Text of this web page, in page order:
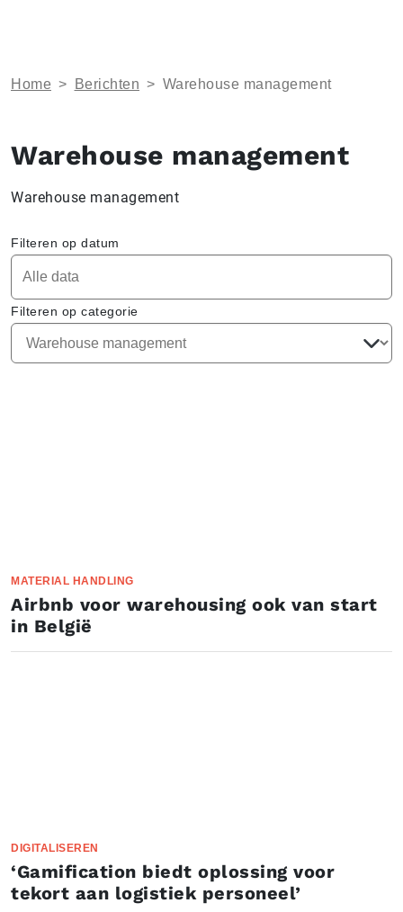
Home > Berichten > Warehouse management
Warehouse management
Warehouse management
Filteren op datum
Filteren op categorie
MATERIAL HANDLING
Airbnb voor warehousing ook van start
in België
DIGITALISEREN
‘Gamification biedt oplossing voor
tekort aan logistiek personeel’